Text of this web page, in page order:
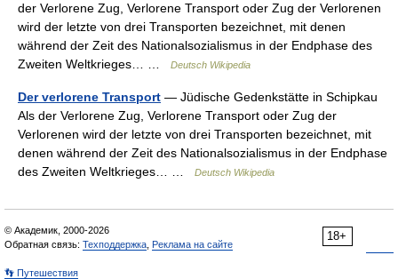
der Verlorene Zug, Verlorene Transport oder Zug der Verlorenen
wird der letzte von drei Transporten bezeichnet, mit denen
während der Zeit des Nationalsozialismus in der Endphase des
Zweiten Weltkrieges… …
Deutsch Wikipedia
Der verlorene Transport — Jüdische Gedenkstätte in Schipkau
Als der Verlorene Zug, Verlorene Transport oder Zug der
Verlorenen wird der letzte von drei Transporten bezeichnet, mit
denen während der Zeit des Nationalsozialismus in der Endphase
des Zweiten Weltkrieges… …
Deutsch Wikipedia
18+
© Академик, 2000-2026
Обратная связь: Техподдержка Реклама на сайте
👣 Путешествия